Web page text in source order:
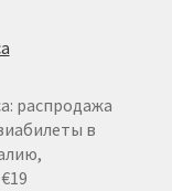
распродажа
в